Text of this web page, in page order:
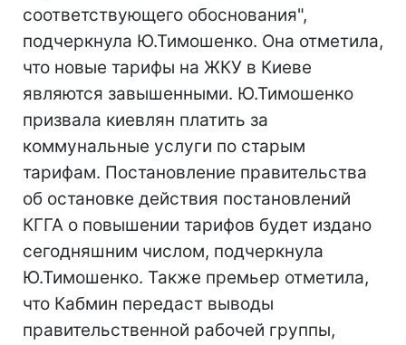
соответствующего обоснования",
подчеркнула Ю.Тимошенко. Она отметила,
что новые тарифы на ЖКУ в Киеве
являются завышенными. Ю.Тимошенко
призвала киевлян платить за
коммунальные услуги по старым
тарифам. Постановление правительства
об остановке действия постановлений
КГГА о повышении тарифов будет издано
сегодняшним числом, подчеркнула
Ю.Тимошенко. Также премьер отметила,
что Кабмин передаст выводы
правительственной рабочей группы,